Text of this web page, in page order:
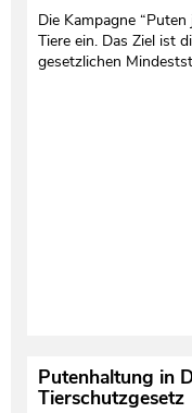
Die Kampagne
Tiere ein. Das Ziel ist
gesetzlichen
Putenhaltung in
Tierschutzgesetz